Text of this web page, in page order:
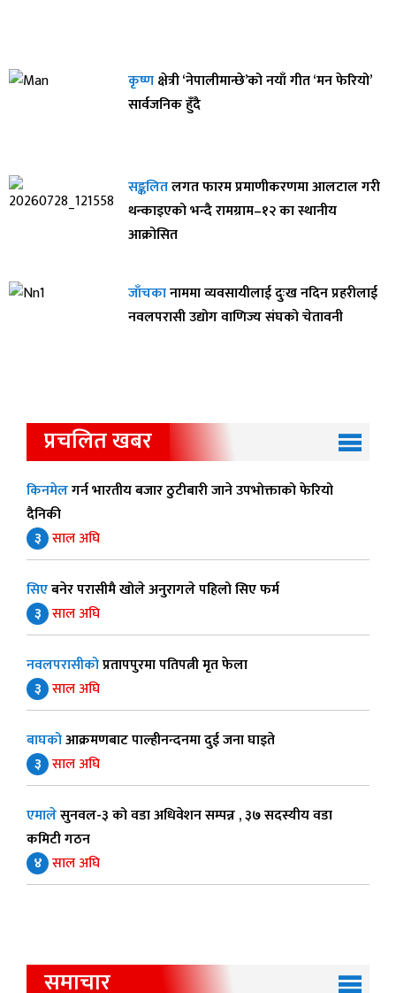
कृष्णक्षेत्री ‘नेपालीमान्छे’को नयाँ गीत ‘मन फेरियो’
सार्वजनिक हुँदै
सङ्कलितलगत फारम प्रमाणीकरणमा आलटाल गरी
थन्काइएको भन्दै रामग्राम–१२ का स्थानीय
आक्रोसित
जाँचकानाममा व्यवसायीलाई दुःख नदिन प्रहरीलाई
नवलपरासी उद्योग वाणिज्य संघको चेतावनी
प्रचलित खबर
किनमेलगर्न भारतीय बजार ठुटीबारी जाने उपभोक्ताको फेरियो
दैनिकी
३ साल अघि
सिएबनेर परासीमै खोले अनुरागले पहिलो सिए फर्म
३ साल अघि
नवलपरासीकोप्रतापपुरमा पतिपत्नी मृत फेला
३ साल अघि
बाघकोआक्रमणबाट पाल्हीनन्दनमा दुई जना घाइते
३ साल अघि
एमालेसुनवल-३ को वडा अधिवेशन सम्पन्न , ३७ सदस्यीय वडा
कमिटी गठन
४ साल अघि
समाचार